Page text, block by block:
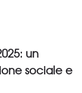
un
sociale e